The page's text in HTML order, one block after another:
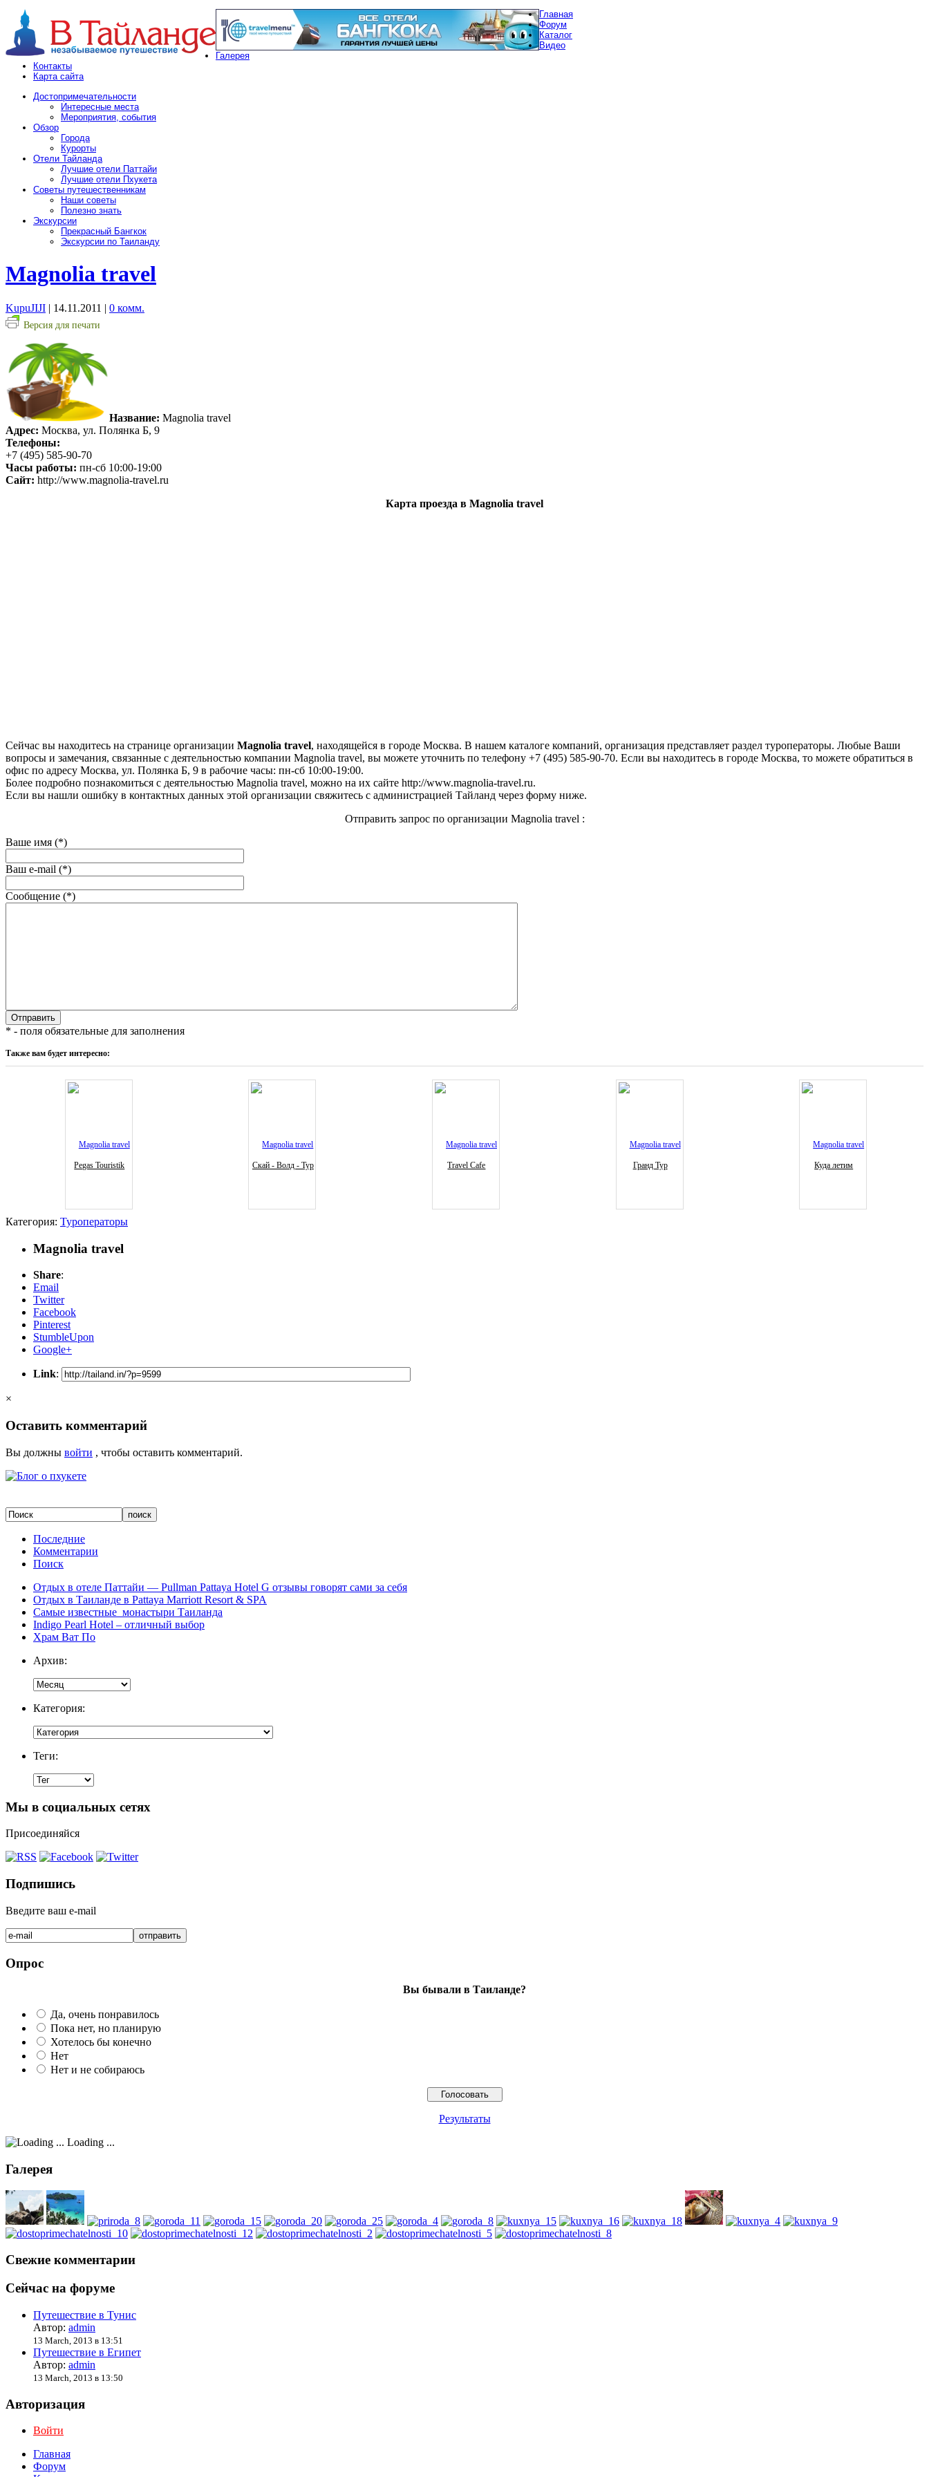
Главная
Форум
Каталог
Видео
Галерея
Контакты
Карта сайта
Достопримечательности
Интересные места
Мероприятия, события
Обзор
Города
Курорты
Отели Тайланда
Лучшие отели Паттайи
Лучшие отели Пхукета
Советы путешественникам
Наши советы
Полезно знать
Экскурсии
Прекрасный Бангкок
Экскурсии по Таиланду
Magnolia travel
KupuJIJI | 14.11.2011 | 0 комм.
Версия для печати
Название: Magnolia travel
Адрес: Москва, ул. Полянка Б, 9
Телефоны:
+7 (495) 585-90-70
Часы работы: пн-сб 10:00-19:00
Сайт: http://www.magnolia-travel.ru
Карта проезда в Magnolia travel
Сейчас вы находитесь на странице организации Magnolia travel, находящейся в городе Москва. В нашем каталоге компаний, организация представляет раздел туроператоры. Любые Ваши
вопросы и замечания, связанные с деятельностью компании Magnolia travel, вы можете уточнить по телефону +7 (495) 585-90-70. Если вы находитесь в городе Москва, то можете обратиться в
офис по адресу Москва, ул. Полянка Б, 9 в рабочие часы: пн-сб 10:00-19:00.
Более подробно познакомиться с деятельностью Magnolia travel, можно на их сайте http://www.magnolia-travel.ru.
Если вы нашли ошибку в контактных данных этой организации свяжитесь с администрацией Тайланд через форму ниже.
Отправить запрос по организации Magnolia travel :
Ваше имя (*)
Ваш e-mail (*)
Сообщение (*)
* - поля обязательные для заполнения
Также вам будет интересно:
Pegas Touristik Скай - Волд - Тур Travel Cafe Гранд Тур Куда летим
Категория: Туроператоры
Magnolia travel
Share:
Email
Twitter
Facebook
Pinterest
StumbleUpon
Google+
Link:
×
Оставить комментарий
Вы должны войти , чтобы оставить комментарий.
Последние
Комментарии
Поиск
Отдых в отеле Паттайи — Pullman Pattaya Hotel G отзывы говорят сами за себя
Отдых в Таиланде в Pattaya Marriott Resort & SPA
Самые известные монастыри Таиланда
Indigo Pearl Hotel – отличный выбор
Храм Ват По
Архив:
Категория:
Теги:
Мы в социальных сетях
Присоединяйся
Подпишись
Введите ваш e-mail
Опрос
Вы бывали в Таиланде?
Да, очень понравилось
Пока нет, но планирую
Хотелось бы конечно
Нет
Нет и не собираюсь
Результаты
Loading ...
Галерея
Свежие комментарии
Сейчас на форуме
Путешествие в Тунис
Автор: admin
13 March, 2013 в 13:51
Путешествие в Египет
Автор: admin
13 March, 2013 в 13:50
Авторизация
Войти
Главная
Форум